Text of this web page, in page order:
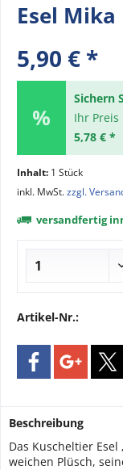
Esel Mika
5,90 € *
Sichern
Ihr
5,78 € *
Inhalt: 1 Stück
inkl. MwSt.zzgl.
versandfertig
Artikel-Nr.:
Beschreibung
Das Kuscheltier
weichen Plüsch,